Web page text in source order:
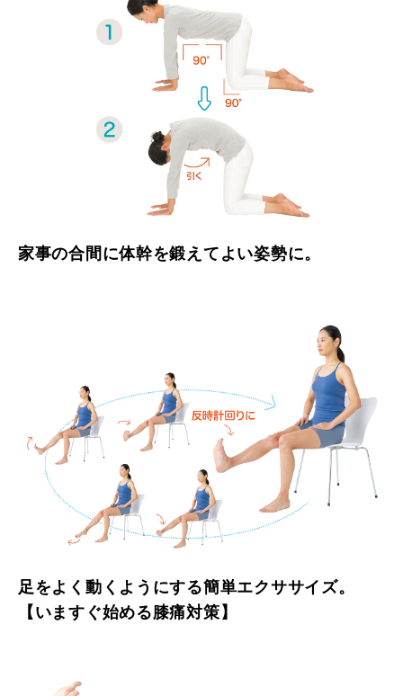
家事の合間に体幹を鍛えてよい姿勢に。
足をよく動くようにする簡単エクササイズ。
【いますぐ始める膝痛対策】